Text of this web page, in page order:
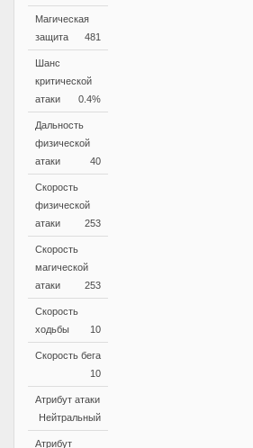
Магическая
защита
481
Шанс
критической
атаки
0.4%
Дальность
физической
атаки
40
Скорость
физической
атаки
253
Скорость
магической
атаки
253
Скорость
ходьбы
10
Скорость бега
10
Атрибут атаки
Нейтральный
Атрибут